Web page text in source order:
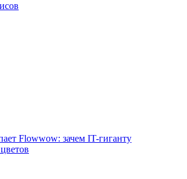
Flowwow: зачем IT-гиганту